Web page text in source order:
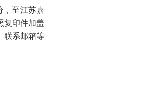
，至江苏嘉
复印件加盖
联系邮箱等